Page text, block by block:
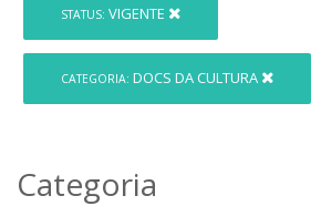
STATUS: VIGENTE
CATEGORIA: DOCS DA CULTURA
Categoria